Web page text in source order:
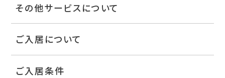
その他サービスについて
ご入居について
ご入居条件